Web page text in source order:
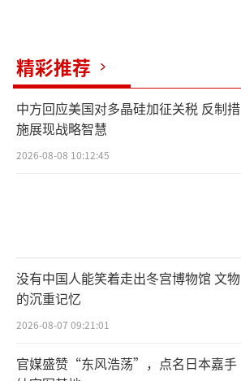
精彩推荐
中方回应美国对多晶硅加征关税 反制措
施展现战略智慧
2026-08-08 10:12:45
没有中国人能笑着走出冬宫博物馆 文物
的沉重记忆
2026-08-07 09:21:01
官媒盛赞“东风浩荡”，点名日本嘉手